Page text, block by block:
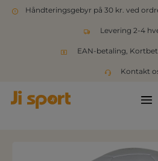
Håndteringsgebyr på 30 kr. ved
Levering 2-4
EAN-betaling,
Kontakt
Spring over billedgalleri